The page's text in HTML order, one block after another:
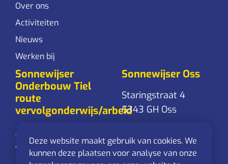
Deze website maakt gebruik van cookies. We
kunnen deze plaatsen voor analyse van onze
Over ons
Activiteiten
Nieuws
Werken bij
Sonnewijser
Onderbouw Tiel
route
vervolgonderwijs/arbeid
Jacob Cremerstraat 1
4001 XM Tiel
Sonnewijser Oss
Staringstraat 4
5343 GH Oss
0412-626 300
Stuur een
mail